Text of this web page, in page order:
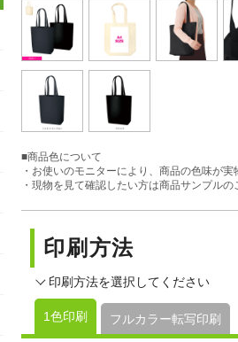
■商品色について
・お使いのモニターにより、商品の色味が実
・現物を見て確認したい方は商品サンプルの
印刷方法
印刷方法を選択してください
1色印刷 フルカラー転写印刷